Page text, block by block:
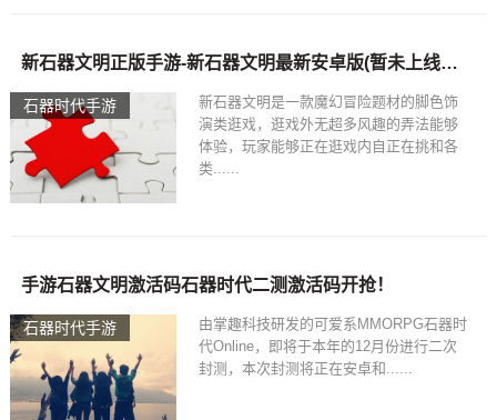
石器时代手游
新石器文明正版手游-新石器文明最新安卓版(暂未上线PK游戏网手游石器文明激活码
新石器文明是一款魔幻冒险题材的脚色饰
演类逛戏，逛戏外无超多风趣的弄法能够
体验，玩家能够正在逛戏内自正在挑和各
类......
石器时代手游
手游石器文明激活码石器时代二测激活码开抢！
由掌趣科技研发的可爱系MMORPG石器时
代Online，即将于本年的12月份进行二次
封测，本次封测将正在安卓和......